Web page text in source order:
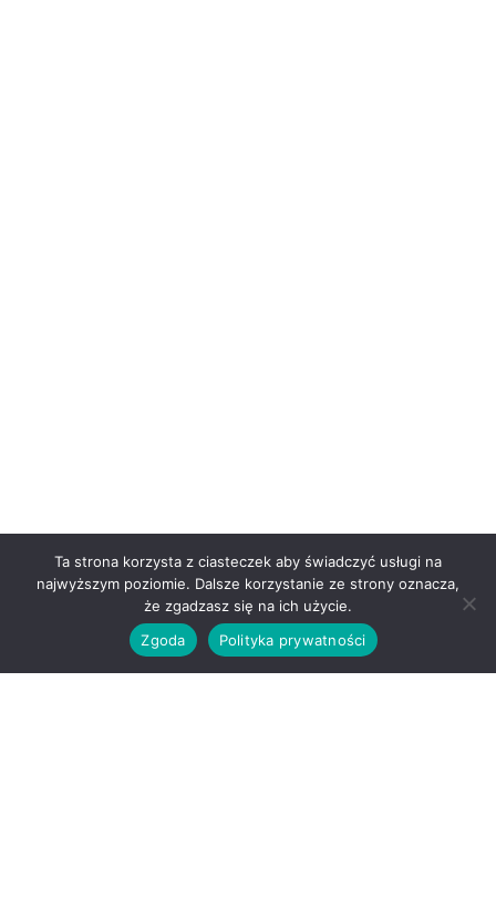
Ta strona korzysta z ciasteczek aby świadczyć usługi na
najwyższym poziomie. Dalsze korzystanie ze strony oznacza,
że zgadzasz się na ich użycie.
Zgoda
Polityka prywatności